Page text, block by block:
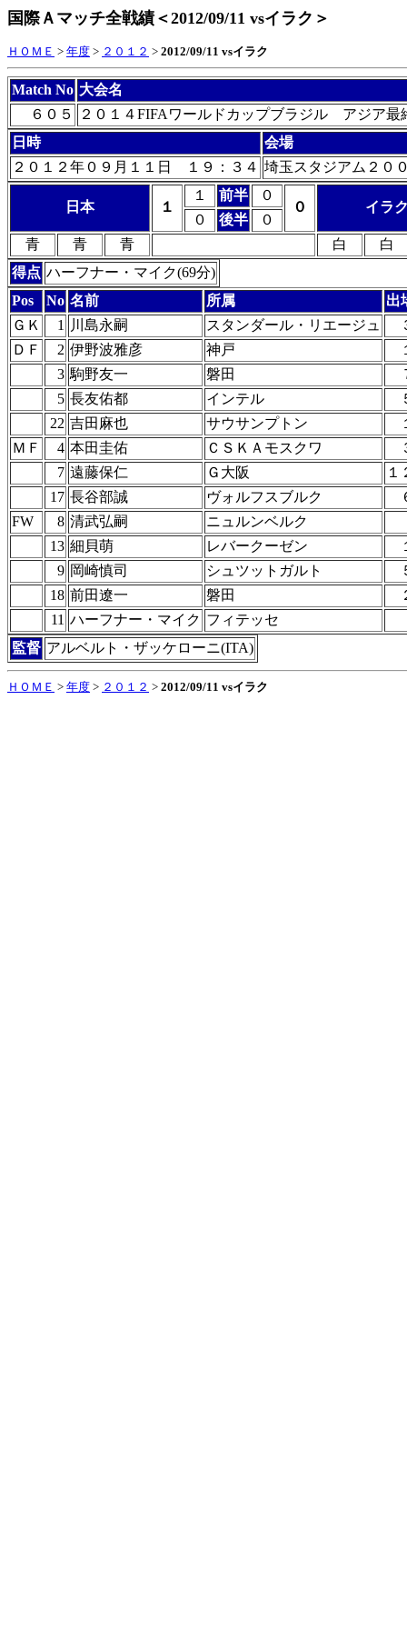
国際Ａマッチ全戦績＜2012/09/11 vsイラク＞
ＨＯＭＥ > 年度 > ２０１２ > 2012/09/11 vsイラク
Match No 大会名
６０５
２０１４FIFAワールドカップブラジル アジア最
日時
会場
２０１２年０９月１１日 １９：３４ 埼玉スタジアム２０
日本 １
１ 前半 ０
０
イラ
０
後半
０
青
青 青 白
白
得点 ハーフナー・マイク(69分)
Pos
No 名前 所属
出
ＧＫ
1 川島永嗣 スタンダール・リエージュ
ＤＦ
2 伊野波雅彦 神戸
3 駒野友一 磐田
5 長友佑都 インテル
22 吉田麻也 サウサンプトン
ＭＦ
4 本田圭佑 ＣＳＫＡモスクワ
7 遠藤保仁 Ｇ大阪
１
17 長谷部誠 ヴォルフスブルク
FW
8 清武弘嗣
ニュルンベルク
13 細貝萌 レバークーゼン
9 岡崎慎司 シュツットガルト
18 前田遼一 磐田
11 ハーフナー・マイク フィテッセ
監督 アルベルト・ザッケローニ(ITA)
ＨＯＭＥ > 年度 > ２０１２ > 2012/09/11 vsイラク